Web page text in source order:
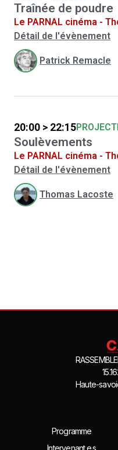
Traînée de poudre
Le PARNAL cinéma -
Détail de l'évènement
Patrick Remacle
20:00 > 22:15
Soulèvements
Le PARNAL cinéma -
Détail de l'évènement
Thomas Lacoste
Haute-
Programme
Intervenant.e.s